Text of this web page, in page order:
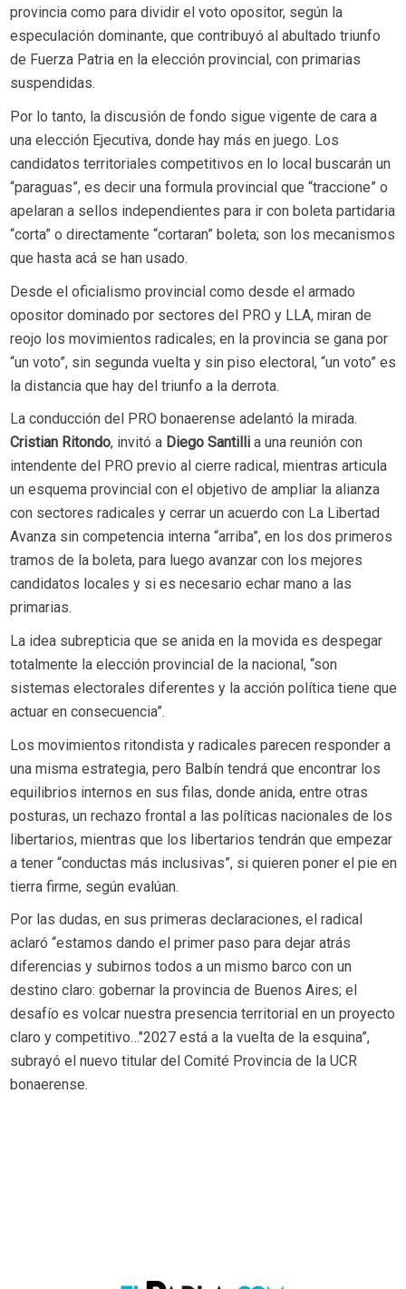
provincia como para dividir el voto opositor, según la
especulación dominante, que contribuyó al abultado triunfo
de Fuerza Patria en la elección provincial, con primarias
suspendidas.
Por lo tanto, la discusión de fondo sigue vigente de cara a
una elección Ejecutiva, donde hay más en juego. Los
candidatos territoriales competitivos en lo local buscarán un
“paraguas”, es decir una formula provincial que “traccione” o
apelaran a sellos independientes para ir con boleta partidaria
“corta” o directamente “cortaran” boleta; son los mecanismos
que hasta acá se han usado.
Desde el oficialismo provincial como desde el armado
opositor dominado por sectores del PRO y LLA, miran de
reojo los movimientos radicales; en la provincia se gana por
“un voto”, sin segunda vuelta y sin piso electoral, “un voto” es
la distancia que hay del triunfo a la derrota.
La conducción del PRO bonaerense adelantó la mirada.
Cristian Ritondo, invitó a Diego Santilli a una reunión con
intendente del PRO previo al cierre radical, mientras articula
un esquema provincial con el objetivo de ampliar la alianza
con sectores radicales y cerrar un acuerdo con La Libertad
Avanza sin competencia interna “arriba”, en los dos primeros
tramos de la boleta, para luego avanzar con los mejores
candidatos locales y si es necesario echar mano a las
primarias.
La idea subrepticia que se anida en la movida es despegar
totalmente la elección provincial de la nacional, “son
sistemas electorales diferentes y la acción política tiene que
actuar en consecuencia”.
Los movimientos ritondista y radicales parecen responder a
una misma estrategia, pero Balbín tendrá que encontrar los
equilibrios internos en sus filas, donde anida, entre otras
posturas, un rechazo frontal a las políticas nacionales de los
libertarios, mientras que los libertarios tendrán que empezar
a tener “conductas más inclusivas”, si quieren poner el pie en
tierra firme, según evalúan.
Por las dudas, en sus primeras declaraciones, el radical
aclaró “estamos dando el primer paso para dejar atrás
diferencias y subirnos todos a un mismo barco con un
destino claro: gobernar la provincia de Buenos Aires; el
desafío es volcar nuestra presencia territorial en un proyecto
claro y competitivo…"2027 está a la vuelta de la esquina”,
subrayó el nuevo titular del Comité Provincia de la UCR
bonaerense.